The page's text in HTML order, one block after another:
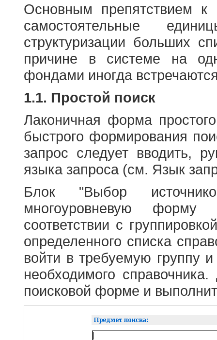
Основным препятствием
самостоятельные
структуризации больших
причине в системе на
фондами иногда
1.1. Простой поиск
Лаконичная форма
быстрого формирования
запрос следует вводить,
языка запроса (см. Язык
Блок "Выбор
многоуровневую форму
соответствии с
определенного списка
войти в требуемую группу и
необходимого
поисковой форме и